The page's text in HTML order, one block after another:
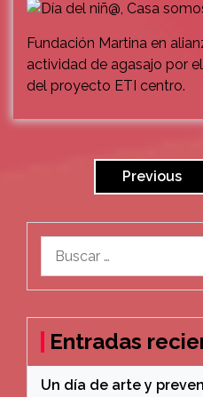
Fundación Martina en
actividad de agasajo por
del proyecto ETI centro.
Previous
Entradas
Un día de arte y